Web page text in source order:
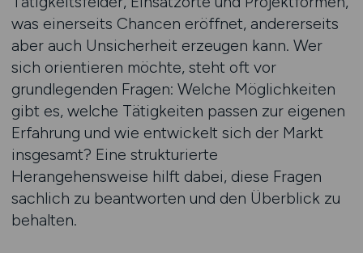
was einerseits Chancen eröffnet, andererseits
aber auch Unsicherheit erzeugen kann. Wer
sich orientieren möchte, steht oft vor
grundlegenden Fragen: Welche Möglichkeiten
gibt es, welche Tätigkeiten passen zur eigenen
Erfahrung und wie entwickelt sich der Markt
insgesamt? Eine strukturierte
Herangehensweise hilft dabei, diese Fragen
sachlich zu beantworten und den Überblick zu
behalten.